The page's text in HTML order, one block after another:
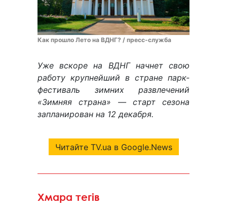
Как прошло Лето на ВДНГ? / пресс-служба
Уже вскоре на ВДНГ начнет свою
работу крупнейший в стране парк-
фестиваль зимних развлечений
«Зимняя страна» — старт сезона
запланирован на 12 декабря.
Читайте TV.ua в Google.News
Хмара тегів